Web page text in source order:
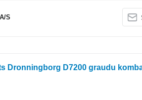
S
Dronningborg D7200 graudu